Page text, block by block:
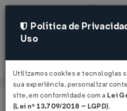
Página Inicial
Notícias
Política de
Uso
Utilizamos cookies e tecnologias
sua experiência, personalizar
site, em conformidade com a Lei
(Lei nº 13.709/2018 – LGPD).